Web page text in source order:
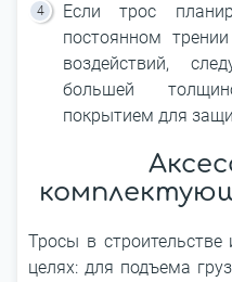
Если трос
постоянном
воздействий,
большей
покрытием для
Тросы в
целях: для подъема